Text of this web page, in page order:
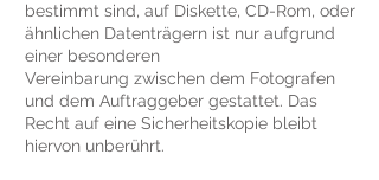
bestimmt sind, auf Diskette, CD-Rom, oder
ähnlichen Datenträgern ist nur aufgrund
einer besonderen
Vereinbarung zwischen dem Fotografen
und dem Auftraggeber gestattet. Das
Recht auf eine Sicherheitskopie bleibt
hiervon unberührt.